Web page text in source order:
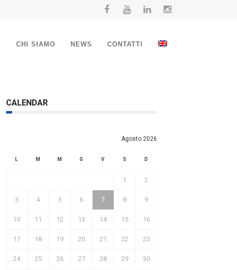
CHI SIAMO NEWS CONTATTI
CALENDAR
Agosto 2026
L M M G V S D
1 2
3 4 5 6 7 8 9
10 11 12 13 14 15 16
17 18 19 20 21 22 23
24 25 26 27 28 29 30